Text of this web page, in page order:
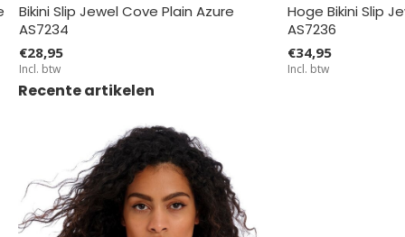
Bikini Slip Jewel Cove Plain Azure
AS7234
€28,95
Incl. btw
Hoge Bikini Slip
AS7236
€34,95
Incl. btw
Recente artikelen